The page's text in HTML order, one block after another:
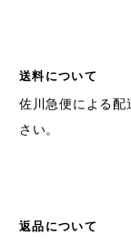
送料について
佐川急便による配
さい。
返品について